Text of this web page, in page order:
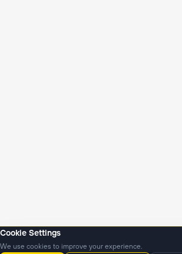
Янгиликлар
Cookie Settings
We use cookies to improve your experience.